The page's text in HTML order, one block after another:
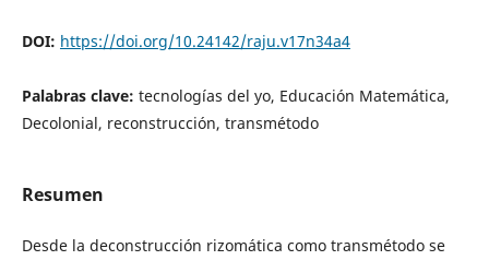
DOI: https://doi.org/10.24142/raju.v17n34a4
Palabras clave: tecnologías del yo, Educación Matemática,
Decolonial, reconstrucción, transmétodo
Resumen
Desde la deconstrucción rizomática como transmétodo se